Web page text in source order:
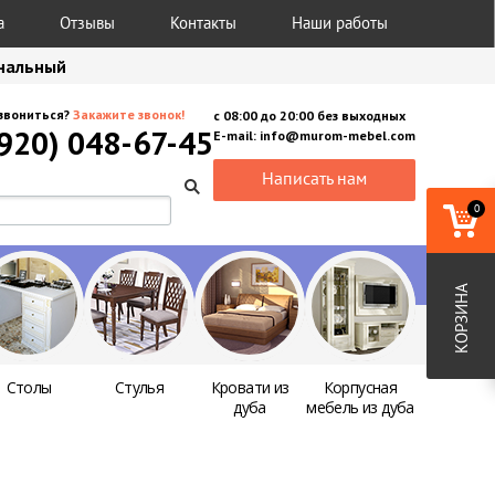
Отзывы Контакты Наши работы
с 08:00 до 20:00 без выходных
E-mail: info@murom-mebel.com
Написать нам
Закажите звонок!
048-67-45
Столы Стулья
Кровати из
дуба
Корпусная
мебель из дуба
0
КОРЗИНА